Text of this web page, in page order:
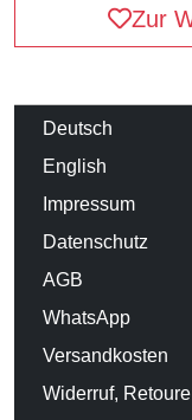
Zur
Deutsch
English
Impressum
Datenschutz
AGB
WhatsApp
Versandkosten
Widerruf,